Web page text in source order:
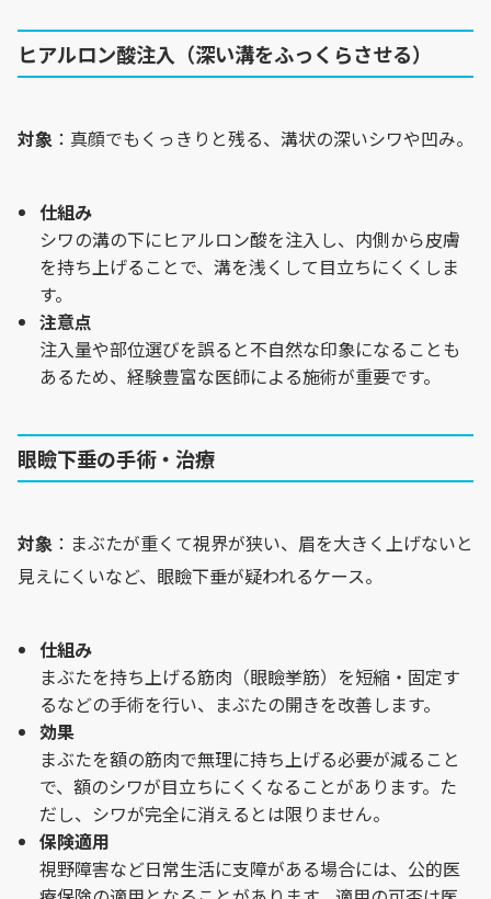
ヒアルロン酸注入（深い溝をふっくらさせる）
対象 ：真顔でもくっきりと残る、溝状の深いシワや凹み。
仕組み
シワの溝の下にヒアルロン酸を注入し、内側から皮膚
を持ち上げることで、溝を浅くして目立ちにくくしま
す。
注意点
注入量や部位選びを誤ると不自然な印象になることも
あるため、経験豊富な医師による施術が重要です。
眼瞼下垂の手術・治療
対象 ：まぶたが重くて視界が狭い、眉を大きく上げないと
見えにくいなど、眼瞼下垂が疑われるケース。
仕組み
まぶたを持ち上げる筋肉（眼瞼挙筋）を短縮・固定す
るなどの手術を行い、まぶたの開きを改善します。
効果
まぶたを額の筋肉で無理に持ち上げる必要が減ること
で、額のシワが目立ちにくくなることがあります。た
だし、シワが完全に消えるとは限りません。
保険適用
視野障害など日常生活に支障がある場合には、公的医